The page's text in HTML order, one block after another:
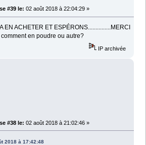
#39 le: 02 août 2018 à 22:04:29 »
EN ACHETER ET ESPÉRONS...............MERCI
en poudre ou autre?
IP archivée
#38 le: 02 août 2018 à 21:02:46 »
2018 à 17:42:48